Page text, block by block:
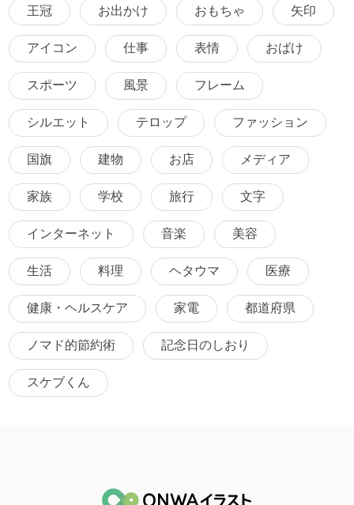
王冠 お出かけ おもちゃ 矢印
アイコン 仕事 表情 おばけ
スポーツ 風景 フレーム
シルエット テロップ ファッション
国旗 建物 お店 メディア
家族 学校 旅行 文字
インターネット 音楽 美容
生活 料理 ヘタウマ 医療
健康・ヘルスケア 家電 都道府県
ノマド的節約術 記念日のしおり
スケブくん